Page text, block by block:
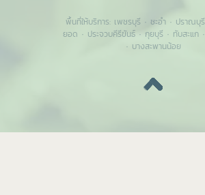
พื้นที่ให้บริการ: เพชรบุรี · ชะอำ· ปราณบุรี
ยอด · ประจวบคีรีขันธ์ · กุยบุรี · ทับสะแก ·
· บางสะพานน้อย